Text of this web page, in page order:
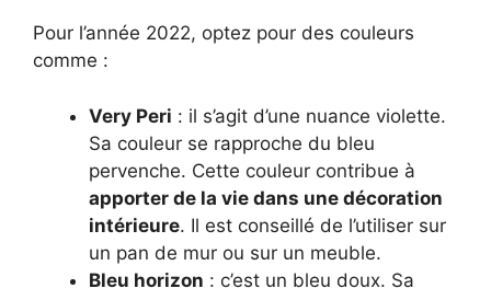
Pour l’année 2022, optez pour des couleurs
comme :
Very Peri : il s’agit d’une nuance violette.
Sa couleur se rapproche du bleu
pervenche. Cette couleur contribue à
apporter de la vie dans une décoration
intérieure. Il est conseillé de l’utiliser sur
un pan de mur ou sur un meuble.
Bleu horizon : c’est un bleu doux. Sa